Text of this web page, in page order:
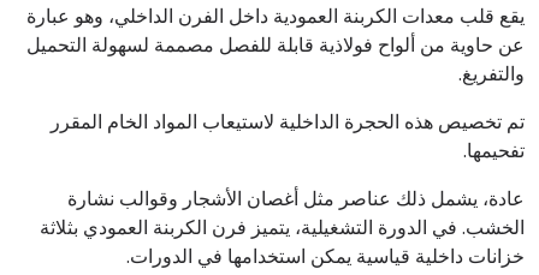
يقع قلب معدات الكربنة العمودية داخل الفرن الداخلي، وهو عبارة
عن حاوية من ألواح فولاذية قابلة للفصل مصممة لسهولة التحميل
والتفريغ.
تم تخصيص هذه الحجرة الداخلية لاستيعاب المواد الخام المقرر
تفحيمها.
عادة، يشمل ذلك عناصر مثل أغصان الأشجار وقوالب نشارة
الخشب. في الدورة التشغيلية، يتميز فرن الكربنة العمودي بثلاثة
خزانات داخلية قياسية يمكن استخدامها في الدورات.